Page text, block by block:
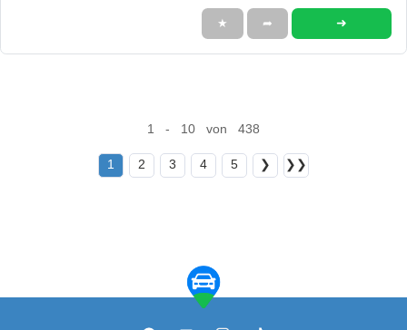
★ ➦ ➜
1 - 10 von 438
1 2 3 4 5 ❯ ❯❯